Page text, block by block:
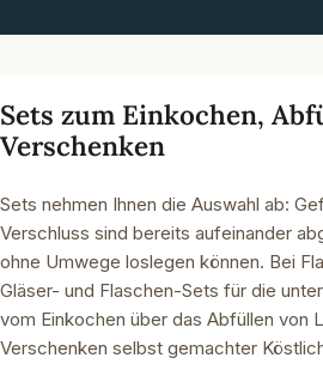
Sets zum Einkochen,
Verschenken
Sets nehmen Ihnen die Auswahl ab:
Verschluss sind bereits aufeinander
ohne Umwege loslegen können. Bei
Gläser- und Flaschen-Sets für die
vom Einkochen über das Abfüllen von
Verschenken selbst gemachter